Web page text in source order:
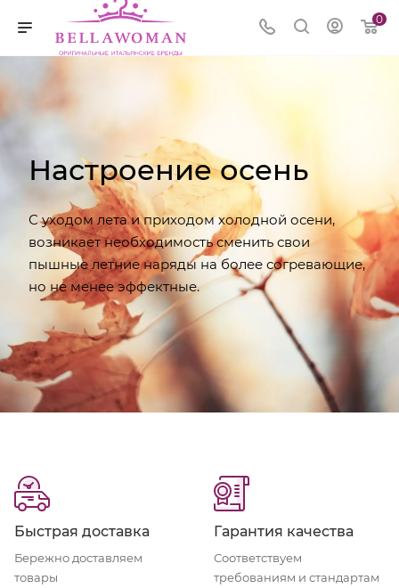
0
Настроение осень
С уходом лета и приходом холодной осени,
возникает необходимость сменить свои
пышные летние наряды на более согревающие,
но не менее эффектные.
Быстрая доставка
Бережно доставляем
товары
Гарантия качества
Соответствуем
требованиям и стандартам